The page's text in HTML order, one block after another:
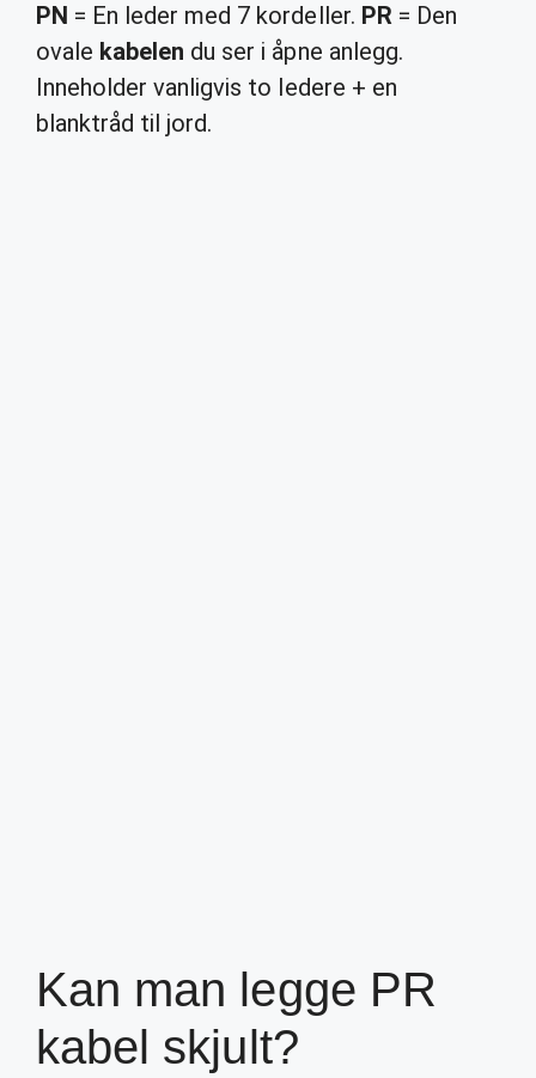
PN = En leder med 7 kordeller. PR= Den
ovale kabelen du ser i åpne anlegg.
Inneholder vanligvis to ledere + en
blanktråd til jord.
Kan man legge PR
kabel skjult?